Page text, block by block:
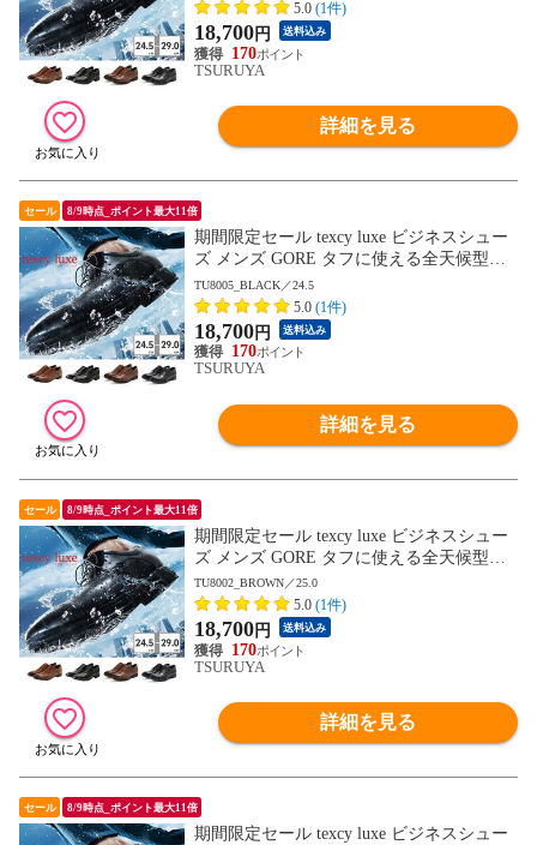
ュクス GORE-TEX ゴアテックス ゆったり
幅 3E 4E
5.0 (1件)
18,700円 送料込み
170
TSURUYA
詳細を見る
セール 8/9時点_ポイント最大11倍
期間限定セール texcy luxe ビジネスシュー
ズ メンズ GORE タフに使える全天候型ビ
ジネスシューズ TU8001 TU8002 TU8003 T
U8004 TU8005 TU8006 TU8007 テクシーリ
ュクス GORE-TEX ゴアテックス ゆったり
幅 3E 4E
TU8005_BLACK／24.5
5.0 (1件)
18,700円 送料込み
170
TSURUYA
詳細を見る
セール 8/9時点_ポイント最大11倍
期間限定セール texcy luxe ビジネスシュー
ズ メンズ GORE タフに使える全天候型ビ
ジネスシューズ TU8001 TU8002 TU8003 T
U8004 TU8005 TU8006 TU8007 テクシーリ
ュクス GORE-TEX ゴアテックス ゆったり
幅 3E 4E
TU8002_BROWN／25.0
5.0 (1件)
18,700円 送料込み
170
TSURUYA
詳細を見る
セール 8/9時点_ポイント最大11倍
期間限定セール texcy luxe ビジネスシュー